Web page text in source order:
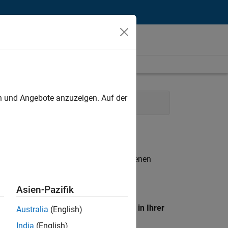
Human Resources
. Wenn Sie noch immer keine offenen
unseres
Standort, um alle Stellenangebote in Ihrer
Angebote anzuzeigen. Auf der
Asien-Pazifik
Australia (English)
India (English)